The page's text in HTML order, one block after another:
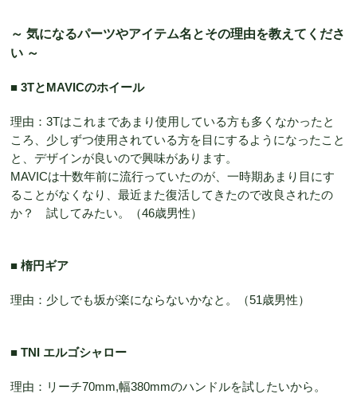
～ 気になるパーツやアイテム名とその理由を教えてくださ
い ～
■ 3TとMAVICのホイール
理由：3Tはこれまであまり使用している方も多くなかったと
ころ、少しずつ使用されている方を目にするようになったこと
と、デザインが良いので興味があります。
MAVICは十数年前に流行っていたのが、一時期あまり目にす
ることがなくなり、最近また復活してきたので改良されたの
か？ 試してみたい。（46歳男性）
■ 楕円ギア
理由：少しでも坂が楽にならないかなと。（51歳男性）
■ TNI エルゴシャロー
理由：リーチ70mm,幅380mmのハンドルを試したいから。